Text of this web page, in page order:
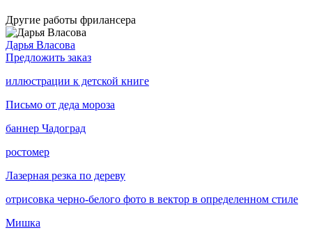
Другие работы фрилансера
Дарья Власова
Предложить заказ
иллюстрации к детской книге
Письмо от деда мороза
баннер Чадоград
ростомер
Лазерная резка по дереву
отрисовка черно-белого фото в вектор в определенном стиле
Мишка